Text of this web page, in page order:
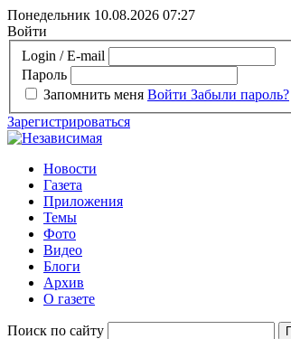
Понедельник 10.08.2026 07:27
Войти
Login / E-mail
Пароль
Запомнить меня Войти Забыли пароль?
Зарегистрироваться
Новости
Газета
Приложения
Темы
Фото
Видео
Блоги
Архив
О газете
Поиск по сайту